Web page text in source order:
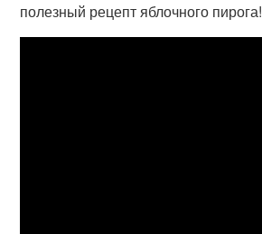
полезный рецепт яблочного пирога!